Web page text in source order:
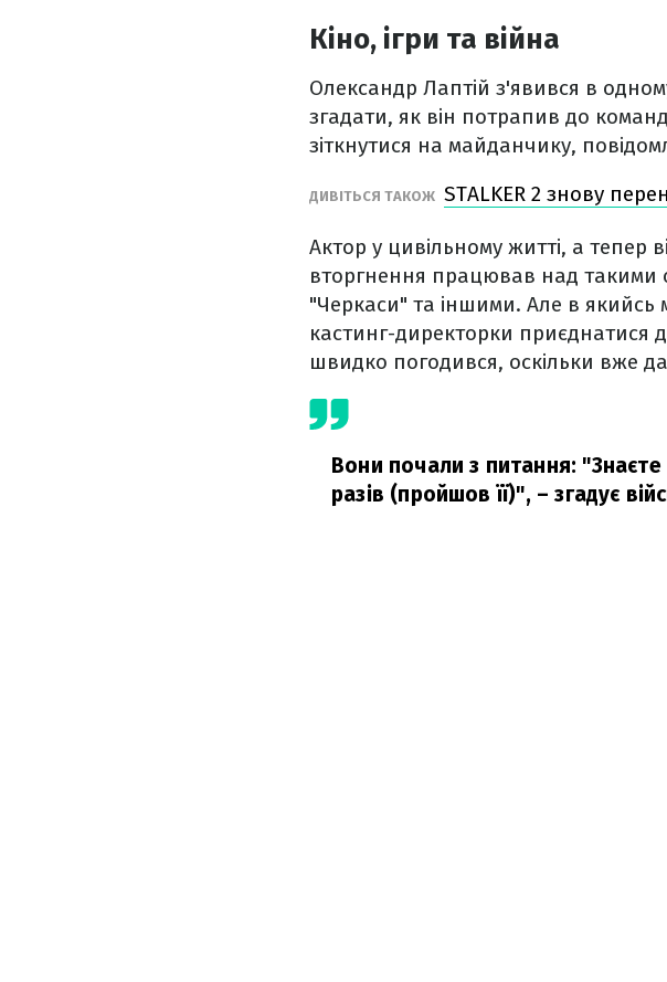
Кіно, ігри та війна
Олександр Лаптій з'явився в
згадати, як він потрапив до
зіткнутися на майданчику,
ДИВІТЬСЯ ТАКОЖ STALKER 2 знову
Актор у цивільному житті, а
вторгнення працював над такими
"Черкаси" та іншими. Але в якийсь
кастинг-директорки приєднатися
швидко погодився, оскільки вже
Вони почали з питання:
разів (пройшов її)", – згадує